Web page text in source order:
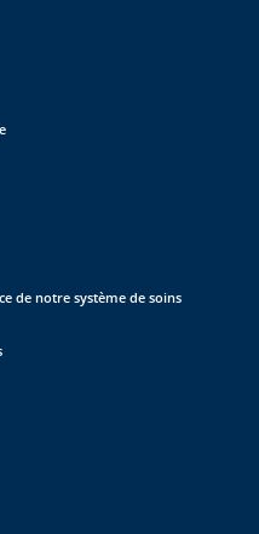
de notre système de soins